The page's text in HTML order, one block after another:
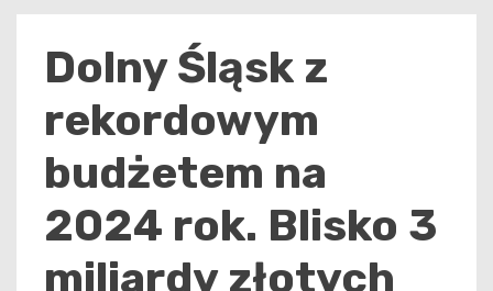
Dolny Śląsk z
rekordowym
budżetem na
2024 rok. Blisko 3
miliardy złotych